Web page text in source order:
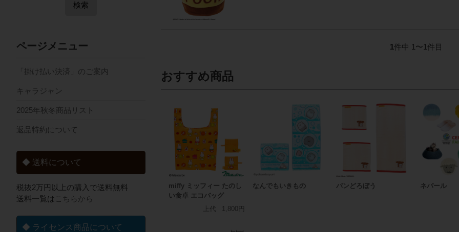
1件中 1〜1件目
おすすめ商品
miffy ミッフィー たのし
い食卓 エコバッグ
上代
1,800円
なんでもいきもの パンどろぼう ネパール
検索
ページメニュー
「掛け払い決済」のご案内
キャラジャン
2025年秋冬商品リスト
返品特約について
◆ 送料について
税抜2万円以上の購入で送料無料
送料一覧は こちらから
◆ ライセンス商品について